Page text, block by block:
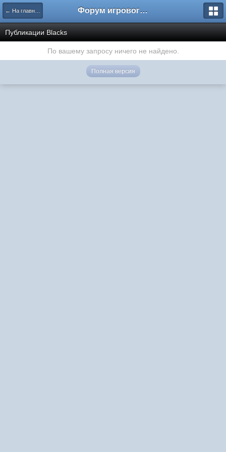
← На главную Форум игрового проекта Riverrise
Публикации Blacks
По вашему запросу ничего не найдено.
Полная версия